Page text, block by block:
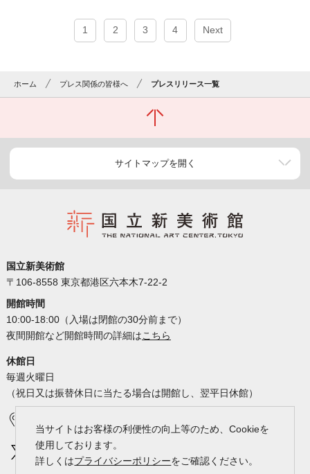
当サイトはお客様の利便性の向上等のため、Cookieを
使用しております。
詳しくはプライバシーポリシーをご確認ください。
1 2 3 4 Next
ホーム プレス関係の皆様へ プレスリリース一覧
サイトマップを開く
国立新美術館
〒106-8558 東京都港区六本木7-22-2
開館時間
10:00-18:00（入場は閉館の30分前まで）
夜間開館など開館時間の詳細はこちら
休館日
毎週火曜日
（祝日又は振替休日に当たる場合は開館し、翌平日休館）